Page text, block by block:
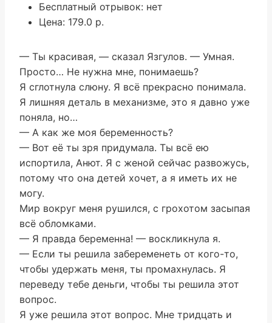
Бесплатный отрывок: нет
Цена: 179.0 р.
— Ты красивая, — сказал Язгулов. — Умная.
Просто… Не нужна мне, понимаешь?
Я сглотнула слюну. Я всё прекрасно понимала.
Я лишняя деталь в механизме, это я давно уже
поняла, но…
— А как же моя беременность?
— Вот её ты зря придумала. Ты всё ею
испортила, Анют. Я с женой сейчас развожусь,
потому что она детей хочет, а я иметь их не
могу.
Мир вокруг меня рушился, с грохотом засыпая
всё обломками.
— Я правда беременна! — воскликнула я.
— Если ты решила забеременеть от кого-то,
чтобы удержать меня, ты промахнулась. Я
переведу тебе деньги, чтобы ты решила этот
вопрос.
Я уже решила этот вопрос. Мне тридцать и